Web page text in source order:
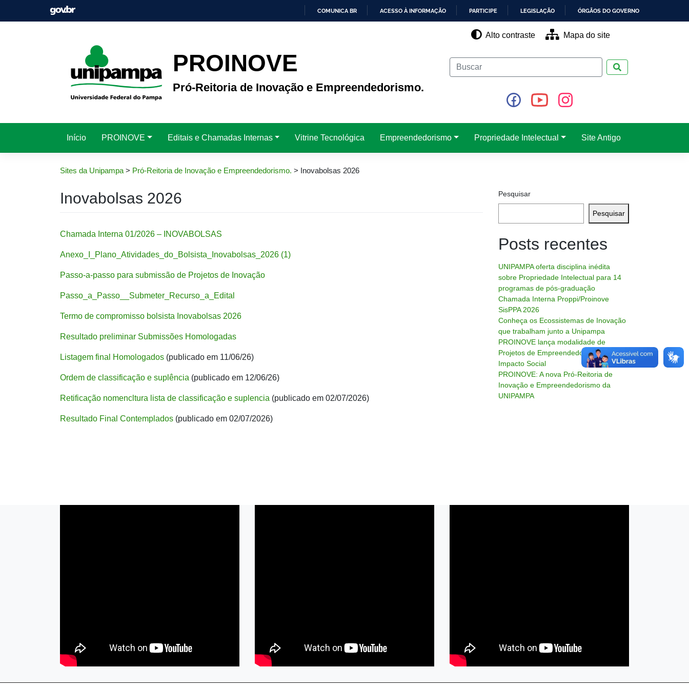
COMUNICA BR ACESSO À INFORMAÇÃO PARTICIPE LEGISLAÇÃO ÓRGÃOS DO GOVERNO
PROINOVE
Pró-Reitoria de Inovação e Empreendedorismo.
Alto contraste Mapa do site
Início PROINOVE Editais e Chamadas Internas Vitrine Tecnológica Empreendedorismo Propriedade Intelectual Site Antigo
Sites da Unipampa> Pró-Reitoria de Inovação e Empreendedorismo. > Inovabolsas 2026
Inovabolsas 2026
Chamada Interna 01/2026 – INOVABOLSAS
Anexo_I_Plano_Atividades_do_Bolsista_Inovabolsas_2026 (1)
Passo-a-passo para submissão de Projetos de Inovação
Passo_a_Passo__Submeter_Recurso_a_Edital
Termo de compromisso bolsista Inovabolsas 2026
Resultado preliminar Submissões Homologadas
Listagem final Homologados (publicado em 11/06/26)
Ordem de classificação e suplência (publicado em 12/06/26)
Retificação nomencltura lista de classificação e suplencia (publicado em 02/07/2026)
Resultado Final Contemplados (publicado em 02/07/2026)
Pesquisar
Pesquisar
Posts recentes
UNIPAMPA oferta disciplina inédita
sobre Propriedade Intelectual para 14
programas de pós-graduação
Chamada Interna Proppi/Proinove
SisPPA 2026
Conheça os Ecossistemas de Inovação
que trabalham junto a Unipampa
PROINOVE lança modalidade de
Projetos de Empreendedorismo de
Impacto Social
PROINOVE: A nova Pró-Reitoria de
Inovação e Empreendedorismo da
UNIPAMPA